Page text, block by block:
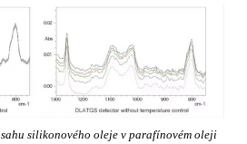
silikonového oleje v parafínovém oleji